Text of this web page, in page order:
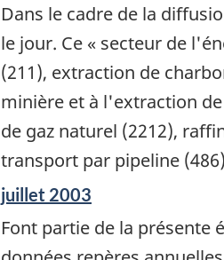
référence
de
changement
-
Dans le cadre de la
le jour. Ce « secteur de
(211), extraction de
minière et à l'extraction
de gaz naturel (2212),
transport par pipeline
Période
référence
de
juillet 2003
Font partie de la présente